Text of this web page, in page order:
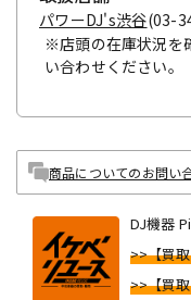
パワーDJ's渋谷(03-
※店頭の在庫状況を
い合わせください。
商品についてのお問い
DJ機器
>>【買
>>【買